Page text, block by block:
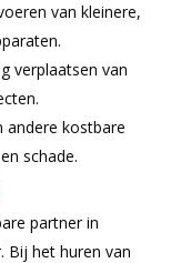
van kleinere,
verplaatsen van
andere kostbare
schade.
partner in
Bij het huren van